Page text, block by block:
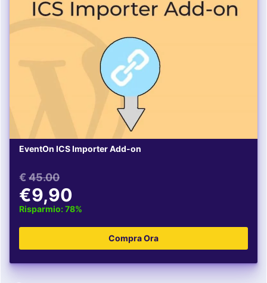
EventOn ICS Importer Add-on
€ 45.00
€9,90
Risparmio: 78%